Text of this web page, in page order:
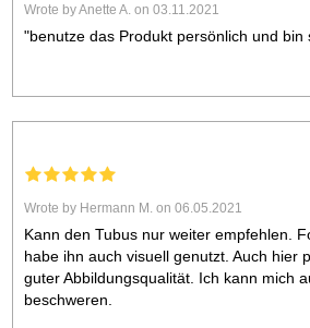
Wrote by Anette A. on 03.11.2021
"benutze das Produkt persönlich und bin
Wrote by Hermann M. on 06.05.2021
Kann den Tubus nur weiter empfehlen.
habe ihn auch visuell genutzt. Auch hier
guter Abbildungsqualität. Ich kann mich
beschweren.